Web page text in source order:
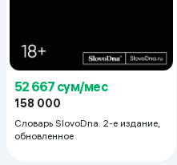
52 667 сум/мес
158 000
Словарь SlovoDna. 2-е издание,
обновленное